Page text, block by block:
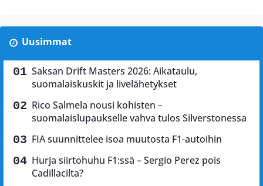
Uusimmat
Saksan Drift Masters 2026: Aikataulu,
suomalaiskuskit ja livelähetykset
Rico Salmela nousi kohisten –
suomalaislupaukselle vahva tulos Silverstonessa
FIA suunnittelee isoa muutosta F1-autoihin
Hurja siirtohuhu F1:ssä – Sergio Perez pois
Cadillacilta?